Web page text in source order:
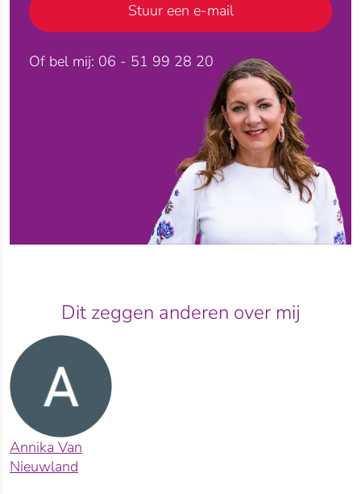
Stuur een e-mail
Of bel mij: 06 - 51 99 28 20
Dit zeggen anderen over mij
Annika Van
Nieuwland